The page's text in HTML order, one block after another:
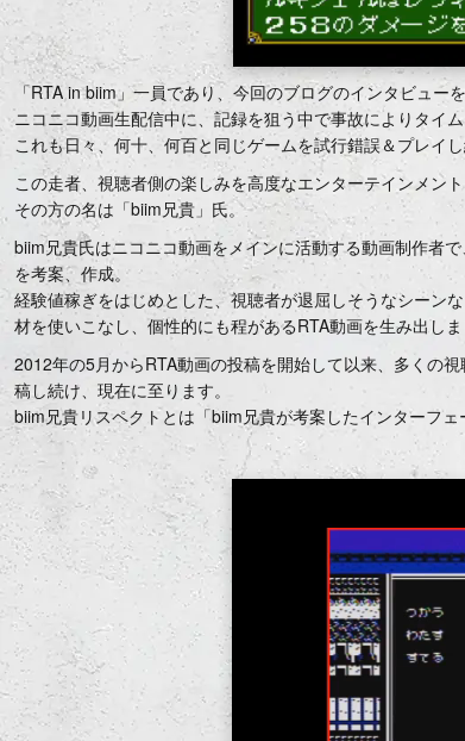
「RTA in biim」一員であり、今回のブログのインタビュ
ニコニコ動画生配信中に、記録を狙う中で事故によりタイ
これも日々、何十、何百と同じゲームを試行錯誤＆プレイ
この走者、視聴者側の楽しみを高度なエンターテインメン
その方の名は「biim兄貴」氏。
biim兄貴氏はニコニコ動画をメインに活動する動画制作者
を考案、作成。
経験値稼ぎをはじめとした、視聴者が退屈しそうなシーン
材を使いこなし、個性的にも程があるRTA動画を生み出しま
2012年の5月からRTA動画の投稿を開始して以来、多くの
稿し続け、現在に至ります。
biim兄貴リスペクトとは「biim兄貴が考案したインターフェ